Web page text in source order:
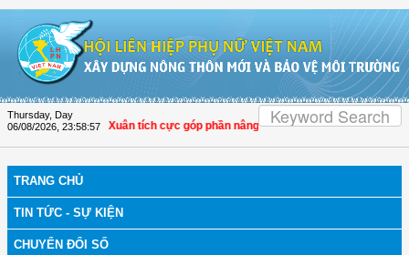
Thursday, Day
06/08/2026 23:58:57
Hội LHPN Thọ Xuân tích cực góp phần nâng cao tỷ lệ người dân tham gia
TRANG CHỦ
TIN TỨC - SỰ KIỆN
CHUYỂN ĐỔI SỐ